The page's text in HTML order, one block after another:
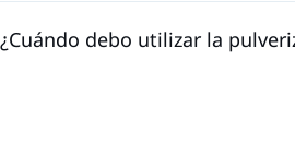
¿Cuándo debo utilizar la